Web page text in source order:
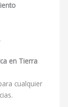
en Tierra
cualquier